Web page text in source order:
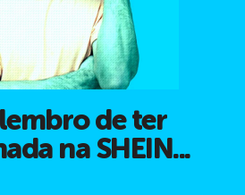
de ter
na SHEIN...